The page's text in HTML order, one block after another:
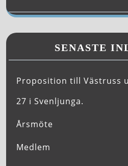
SENASTE
Proposition till Västruss
27 i Svenljunga.
Årsmöte
Medlem